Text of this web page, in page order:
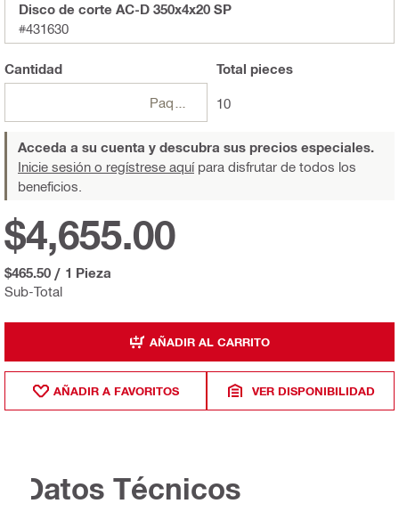
Disco de corte AC-D 350x4x20 SP
#431630
Cantidad Total pieces
10
Acceda a su cuenta y descubra sus precios especiales.
Inicie sesión o regístrese aquípara disfrutar de todos los
beneficios.
Sub-Total
$4,655.00
$465.50 / 1 Pieza
AÑADIR AL CARRITO
AÑADIR A FAVORITOS VER DISPONIBILIDAD
Datos Técnicos